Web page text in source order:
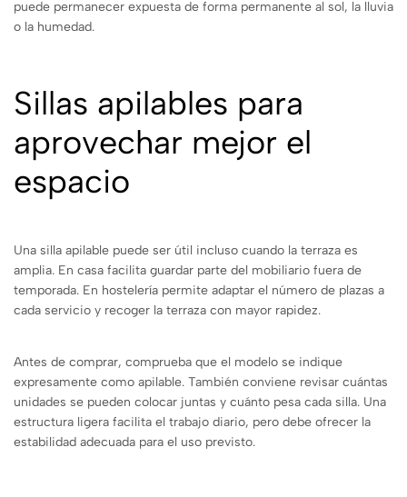
puede permanecer expuesta de forma permanente al sol, la lluvia
o la humedad.
Sillas apilables para
aprovechar mejor el
espacio
Una silla apilable puede ser útil incluso cuando la terraza es
amplia. En casa facilita guardar parte del mobiliario fuera de
temporada. En hostelería permite adaptar el número de plazas a
cada servicio y recoger la terraza con mayor rapidez.
Antes de comprar, comprueba que el modelo se indique
expresamente como apilable. También conviene revisar cuántas
unidades se pueden colocar juntas y cuánto pesa cada silla. Una
estructura ligera facilita el trabajo diario, pero debe ofrecer la
estabilidad adecuada para el uso previsto.